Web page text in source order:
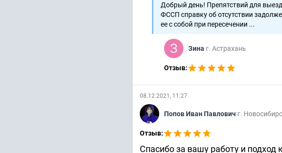
Добрый день! Препятствий для
ФССП справку об отсутствии
ее с собой при пересечении ...
Зина г. Астрахань
Отзыв:
08.12.2021, 11:27
Попов Иван Павлович г.
Отзыв:
Спасибо за вашу работу и подход